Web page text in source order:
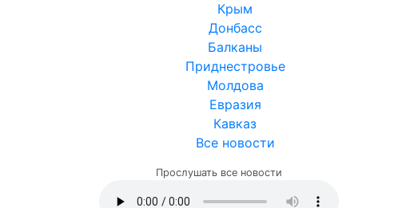
Крым
Донбасс
Балканы
Приднестровье
Молдова
Евразия
Кавказ
Все новости
Прослушать все новости